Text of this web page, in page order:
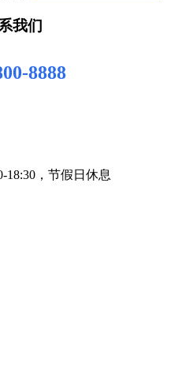
我们
8888
18:30，节假日休息